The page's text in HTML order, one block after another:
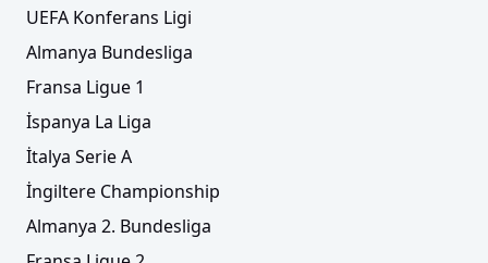
UEFA Konferans Ligi
Almanya Bundesliga
Fransa Ligue 1
İspanya La Liga
İtalya Serie A
İngiltere Championship
Almanya 2. Bundesliga